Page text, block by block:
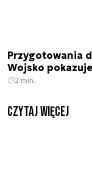
Przygotowania
Wojsko
2 min.
czytaj więcej